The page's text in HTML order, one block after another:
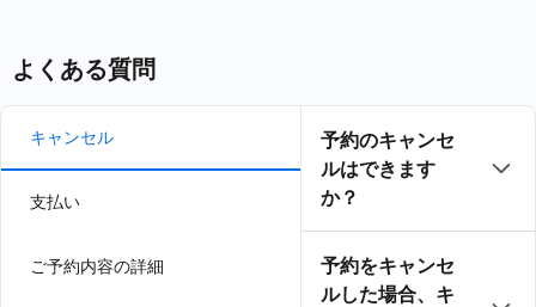
よくある質問
キャンセル
支払い
ご予約内容の詳細
予約のキャンセ
ルはできます
か？
予約をキャンセ
ルした場合、キ